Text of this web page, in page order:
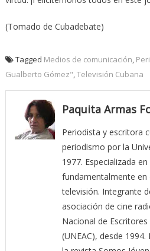
(Tomado de Cubadebate)
Tagged Medios de comunicación,
Gualberto Gómez",Televisión Cubana
Paquita Armas
Periodista y escritora
periodismo por la
1977. Especializada
fundamentalmente en
televisión. Integrante
asociación de cine
Nacional de
(UNEAC), desde